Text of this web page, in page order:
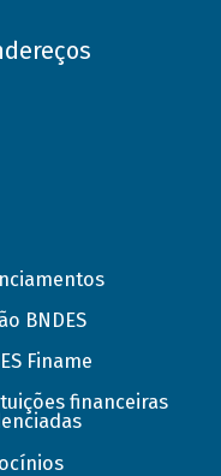
BNDES
Finame
financeiras